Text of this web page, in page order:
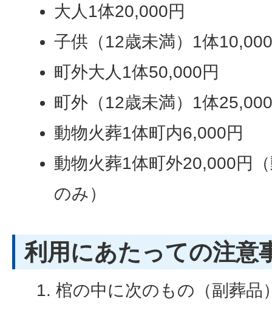
大人1体20,000円
子供（12歳未満）1体
町外大人1体50,000円
町外（12歳未満）1体
動物火葬1体町内6,000円
動物火葬1体町外20,000円
のみ）
利用にあたっての注意
棺の中に次のもの（副葬品